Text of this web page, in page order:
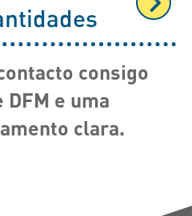
consigo
e uma
clara.